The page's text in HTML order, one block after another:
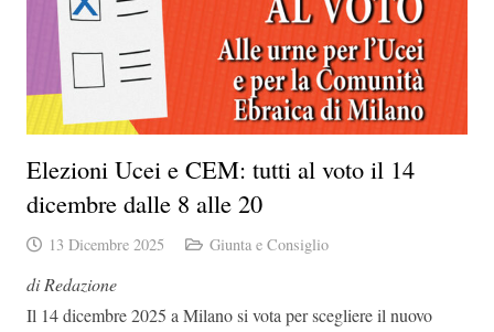
Elezioni Ucei e CEM: tutti al voto il 14
dicembre dalle 8 alle 20
13 Dicembre 2025 Giunta e Consiglio
di Redazione
Il 14 dicembre 2025 a Milano si vota per scegliere il nuovo